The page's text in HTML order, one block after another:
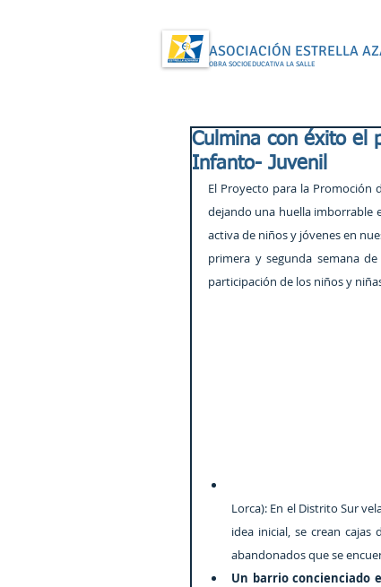
ASOCIACIÓN ESTRELLA
OBRA SOCIOEDUCATIVA LA SALLE
Culmina con éxito el
Infanto- Juvenil
El Proyecto para la Promoción
dejando una huella imborrable
activa de niños y jóvenes en
primera y segunda semana
participación de los niños y
Lorca): En el Distrito Sur
idea inicial, se crean
abandonados que se
Un barrio concienciado